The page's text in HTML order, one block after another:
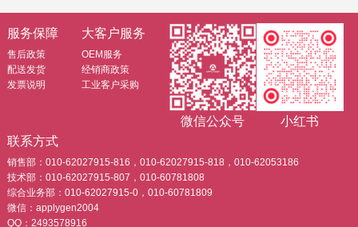
服务保障
售后政策
配送发货
发票说明
大客户服务
OEM服务
经销商政策
工业客户采购
微信公众号
小红书
联系方式
销售部：010-62027915-816，010-62027915-818，010-62053186
技术部：010-62027915-807，010-60781808
综合业务部：010-62027915-0，010-60781809
微信：applygen2004
QQ：2493578916